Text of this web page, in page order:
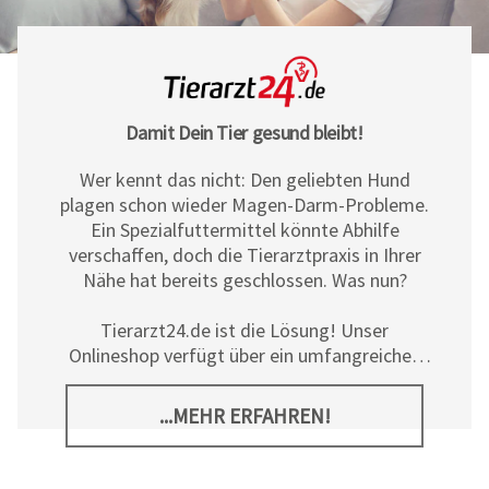
Damit Dein Tier gesund bleibt!
Wer kennt das nicht: Den geliebten Hund
plagen schon wieder Magen-Darm-Probleme.
Ein Spezialfuttermittel könnte Abhilfe
verschaffen, doch die Tierarztpraxis in Ihrer
Nähe hat bereits geschlossen. Was nun?
Tierarzt24.de ist die Lösung! Unser
Onlineshop verfügt über ein umfangreiches
Sortiment an Diät- und
Ergänzungsfuttermitteln, Pflegeprodukten
sowie allerlei tierischem Zubehör für Hunde,
Katzen und Pferde. Neben den hochwertigen
...MEHR ERFAHREN!